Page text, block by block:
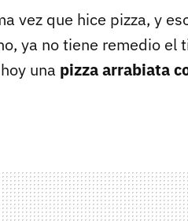
vez que hice pizza, y
ya no tiene remedio el
una pizza arrabiata